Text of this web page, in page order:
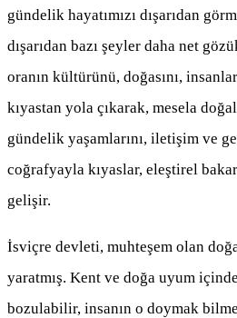
gündelik hayatımızı dışarıdan
dışarıdan bazı şeyler daha net
oranın kültürünü, doğasını,
kıyastan yola çıkarak, mesela
gündelik yaşamlarını, iletişim ve
coğrafyayla kıyaslar, eleştirel
gelişir.
İsviçre devleti, muhteşem olan
yaratmış. Kent ve doğa uyum
bozulabilir, insanın o doymak